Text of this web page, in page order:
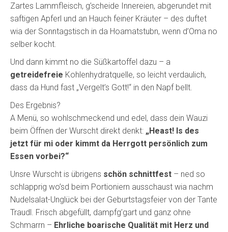
Zartes Lammfleisch, g’scheide Innereien, abgerundet mit
saftigen Apferl und an Hauch feiner Kräuter – des duftet
wia der Sonntagstisch in da Hoamatstubn, wenn d’Oma no
selber kocht.
Und dann kimmt no die Süßkartoffel dazu – a
getreidefreie Kohlenhydratquelle, so leicht verdaulich,
dass da Hund fast „Vergelt’s Gott!“ in den Napf bellt.
Des Ergebnis?
A Menü, so wohlschmeckend und edel, dass dein Wauzi
beim Öffnen der Wurscht direkt denkt: „Heast! Is des
jetzt für mi oder kimmt da Herrgott persönlich zum
Essen vorbei?“
Unsre Wurscht is übrigens schön schnittfest – ned so
schlapprig wo’sd beim Portioniern ausschaust wia nachm
Nudelsalat-Unglück bei der Geburtstagsfeier von der Tante
Traudl. Frisch abgefüllt, dampfg’gart und ganz ohne
Schmarrn – Ehrliche boarische Qualität mit Herz und